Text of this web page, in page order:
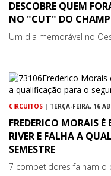
DESCOBRE QUEM
NO "CUT" DO
Um dia memorável no
CIRCUITOS | TERÇA-FEIRA, 16
FREDERICO MORAIS
RIVER E FALHA A
SEMESTRE
7 competidores falham o